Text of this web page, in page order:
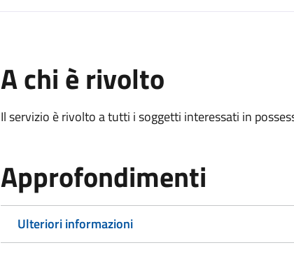
A chi è rivolto
Il servizio è rivolto a tutti i soggetti interessati in
Approfondimenti
Ulteriori informazioni